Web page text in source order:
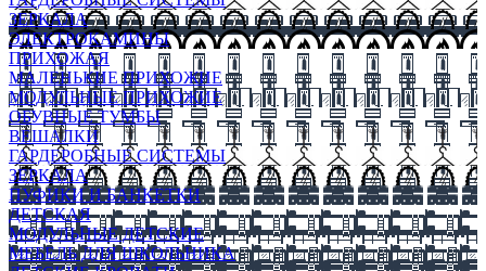
ЗЕРКАЛА
ЭЛЕКТРОКАМИНЫ
ПРИХОЖАЯ
МАЛЕНЬКИЕ ПРИХОЖИЕ
МОДУЛЬНЫЕ ПРИХОЖИЕ
ОБУВНЫЕ ТУМБЫ
ВЕШАЛКИ
ГАРДЕРОБНЫЕ СИСТЕМЫ
ЗЕРКАЛА
ПУФИКИ И БАНКЕТКИ
ДЕТСКАЯ
МОДУЛЬНЫЕ ДЕТСКИЕ
МЕБЕЛЬ ДЛЯ ШКОЛЬНИКА